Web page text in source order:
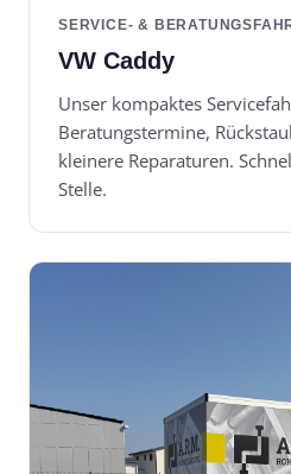
SERVICE- &
VW Caddy
Unser kompaktes
Beratungstermine,
kleinere Reparaturen.
Stelle.